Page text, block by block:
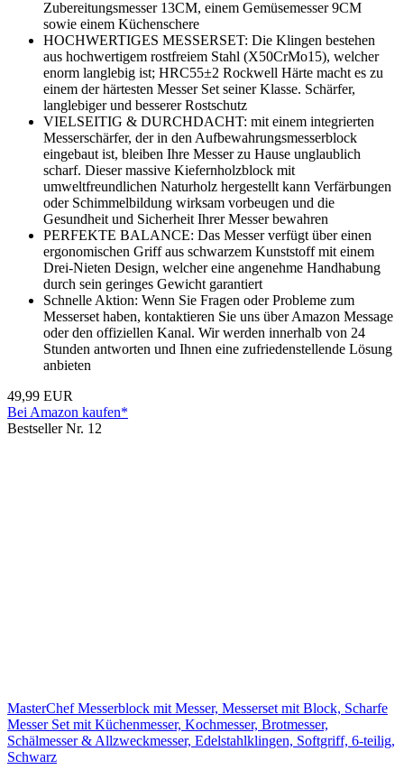
Zubereitungsmesser 13CM, einem Gemüsemesser 9CM
sowie einem Küchenschere
HOCHWERTIGES MESSERSET: Die Klingen bestehen
aus hochwertigem rostfreiem Stahl (X50CrMo15), welcher
enorm langlebig ist; HRC55±2 Rockwell Härte macht es zu
einem der härtesten Messer Set seiner Klasse. Schärfer,
langlebiger und besserer Rostschutz
VIELSEITIG & DURCHDACHT: mit einem integrierten
Messerschärfer, der in den Aufbewahrungsmesserblock
eingebaut ist, bleiben Ihre Messer zu Hause unglaublich
scharf. Dieser massive Kiefernholzblock mit
umweltfreundlichen Naturholz hergestellt kann Verfärbungen
oder Schimmelbildung wirksam vorbeugen und die
Gesundheit und Sicherheit Ihrer Messer bewahren
PERFEKTE BALANCE: Das Messer verfügt über einen
ergonomischen Griff aus schwarzem Kunststoff mit einem
Drei-Nieten Design, welcher eine angenehme Handhabung
durch sein geringes Gewicht garantiert
Schnelle Aktion: Wenn Sie Fragen oder Probleme zum
Messerset haben, kontaktieren Sie uns über Amazon Message
oder den offiziellen Kanal. Wir werden innerhalb von 24
Stunden antworten und Ihnen eine zufriedenstellende Lösung
anbieten
49,99 EUR
Bei Amazon kaufen*
Bestseller Nr. 12
MasterChef Messerblock mit Messer, Messerset mit Block, Scharfe
Messer Set mit Küchenmesser, Kochmesser, Brotmesser,
Schälmesser & Allzweckmesser, Edelstahlklingen, Softgriff, 6-teilig,
Schwarz